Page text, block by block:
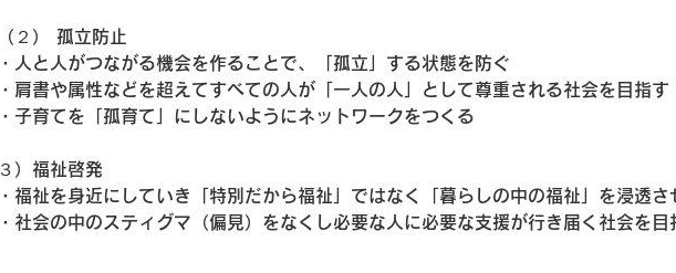
（２） 孤立防止
・人と人がつながる機会を作ることで、「孤立」する状態を防ぐ
・肩書や属性などを超えてすべての人が「一人の人」として尊重される社会を目指す
・子育てを「孤育て」にしないようにネットワークをつくる
３）福祉啓発
・福祉を身近にしていき「特別だから福祉」ではなく「暮らしの中の福祉」を浸透さ
・社会の中のスティグマ（偏見）をなくし必要な人に必要な支援が行き届く社会を目